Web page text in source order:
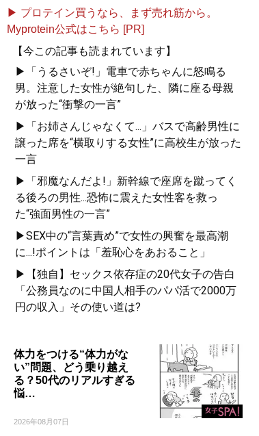
▶ プロテイン買うなら、まず売れ筋から。
Myprotein公式はこちら [PR]
【今この記事も読まれています】
▶「うるさいぞ!」電車で赤ちゃんに怒鳴る
男。注意した女性が絶句した、隣に座る母親
が放った“衝撃の一言”
▶「お姉さんじゃなくて...」バスで高齢男性に
譲った席を“横取りする女性”に高校生が放った
一言
▶「邪魔なんだよ!」新幹線で座席を蹴ってく
る後ろの男性...恐怖に震えた女性客を救っ
た“強面男性の一言”
▶SEX中の“言葉責め”で女性の興奮を最高潮
に...!ポイントは「羞恥心をあおること」
▶【独自】セックス依存症の20代女子の告白
「公務員なのに中国人相手のパパ活で2000万
円の収入」その使い道は?
体力をつける“体力がな
い”問題、どう乗り越え
る？50代のリアルすぎる
悩…
2026年08月07日